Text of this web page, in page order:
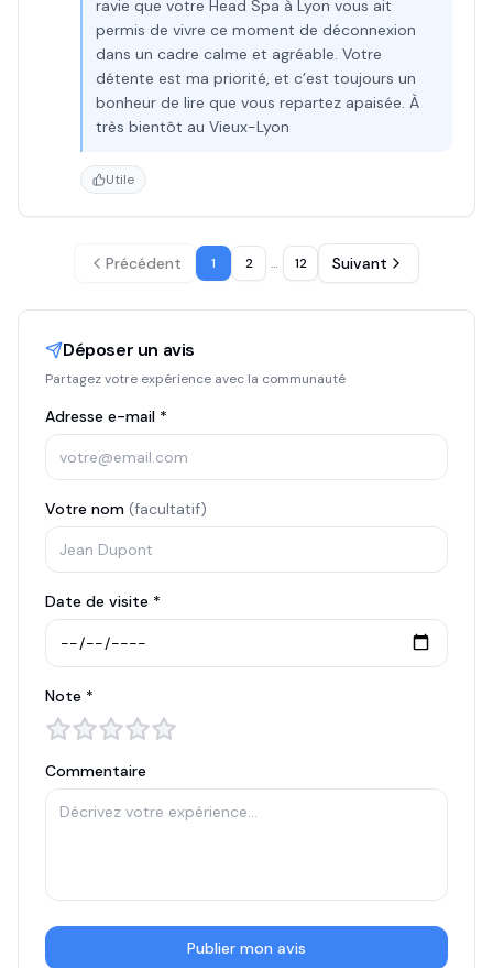
ravie que votre Head Spa à Lyon vous ait
permis de vivre ce moment de déconnexion
dans un cadre calme et agréable. Votre
détente est ma priorité, et c’est toujours un
bonheur de lire que vous repartez apaisée. À
très bientôt au Vieux-Lyon
Utile
Précédent 1 2 … 12 Suivant
Déposer un avis
Partagez votre expérience avec la communauté
Adresse e-mail *
Votre nom (facultatif)
Date de visite *
Note *
Commentaire
Publier mon avis